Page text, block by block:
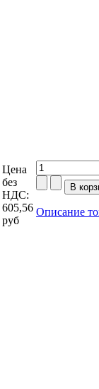
Цена
без
НДС:
605,56
руб
Описание